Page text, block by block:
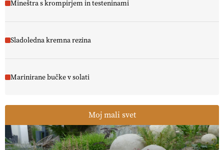
Mineštra s krompirjem in testeninami
Sladoledna kremna rezina
Marinirane bučke v solati
Moj mali svet